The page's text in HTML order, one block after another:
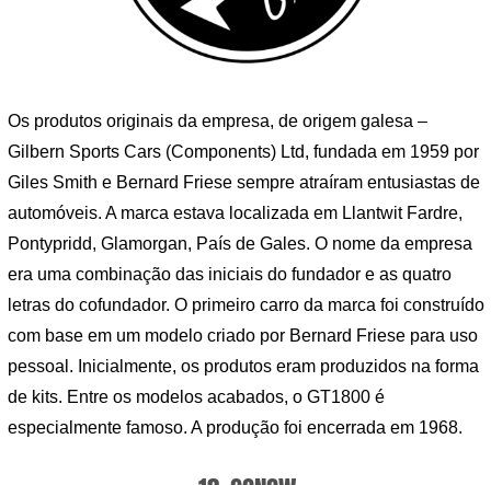
Os produtos originais da empresa, de origem galesa –
Gilbern Sports Cars (Components) Ltd, fundada em 1959 por
Giles Smith e Bernard Friese sempre atraíram entusiastas de
automóveis. A marca estava localizada em Llantwit Fardre,
Pontypridd, Glamorgan, País de Gales. O nome da empresa
era uma combinação das iniciais do fundador e as quatro
letras do cofundador. O primeiro carro da marca foi construído
com base em um modelo criado por Bernard Friese para uso
pessoal. Inicialmente, os produtos eram produzidos na forma
de kits. Entre os modelos acabados, o GT1800 é
especialmente famoso. A produção foi encerrada em 1968.